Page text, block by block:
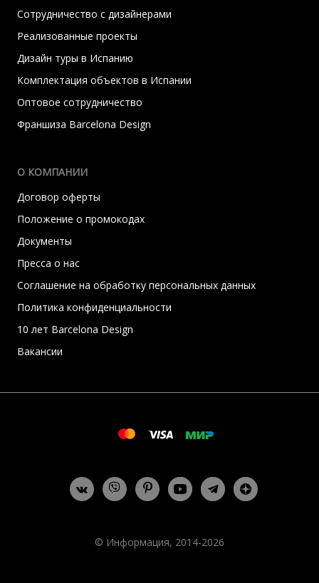
Сотрудничество с дизайнерами
Реализованные проекты
Дизайн туры в Испанию
Комплектация объектов в Испании
Оптовое сотрудничество
Франшиза Barcelona Design
О КОМПАНИИ
Договор оферты
Положение о промокодах
Документы
Пресса о нас
Соглашение на обработку персональных данных
Политика конфиденциальности
10 лет Barcelona Design
Вакансии
© Информация, 2014-2026